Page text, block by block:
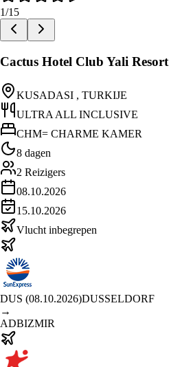
1/15
Cactus Hotel Club Yali Resort
KUSADASI , TURKIJE
ULTRA ALL INCLUSIVE
CHM= CHARME KAMER
8 dagen
2 Reizigers
08.10.2026
15.10.2026
Vlucht inbegrepen
DUS (08.10.2026)DUSSELDORF
→
ADBIZMIR